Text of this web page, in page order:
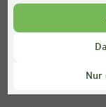
Nur
Service
Montag bis